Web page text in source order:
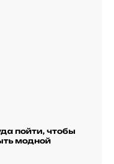
пойти, чтобы
модной